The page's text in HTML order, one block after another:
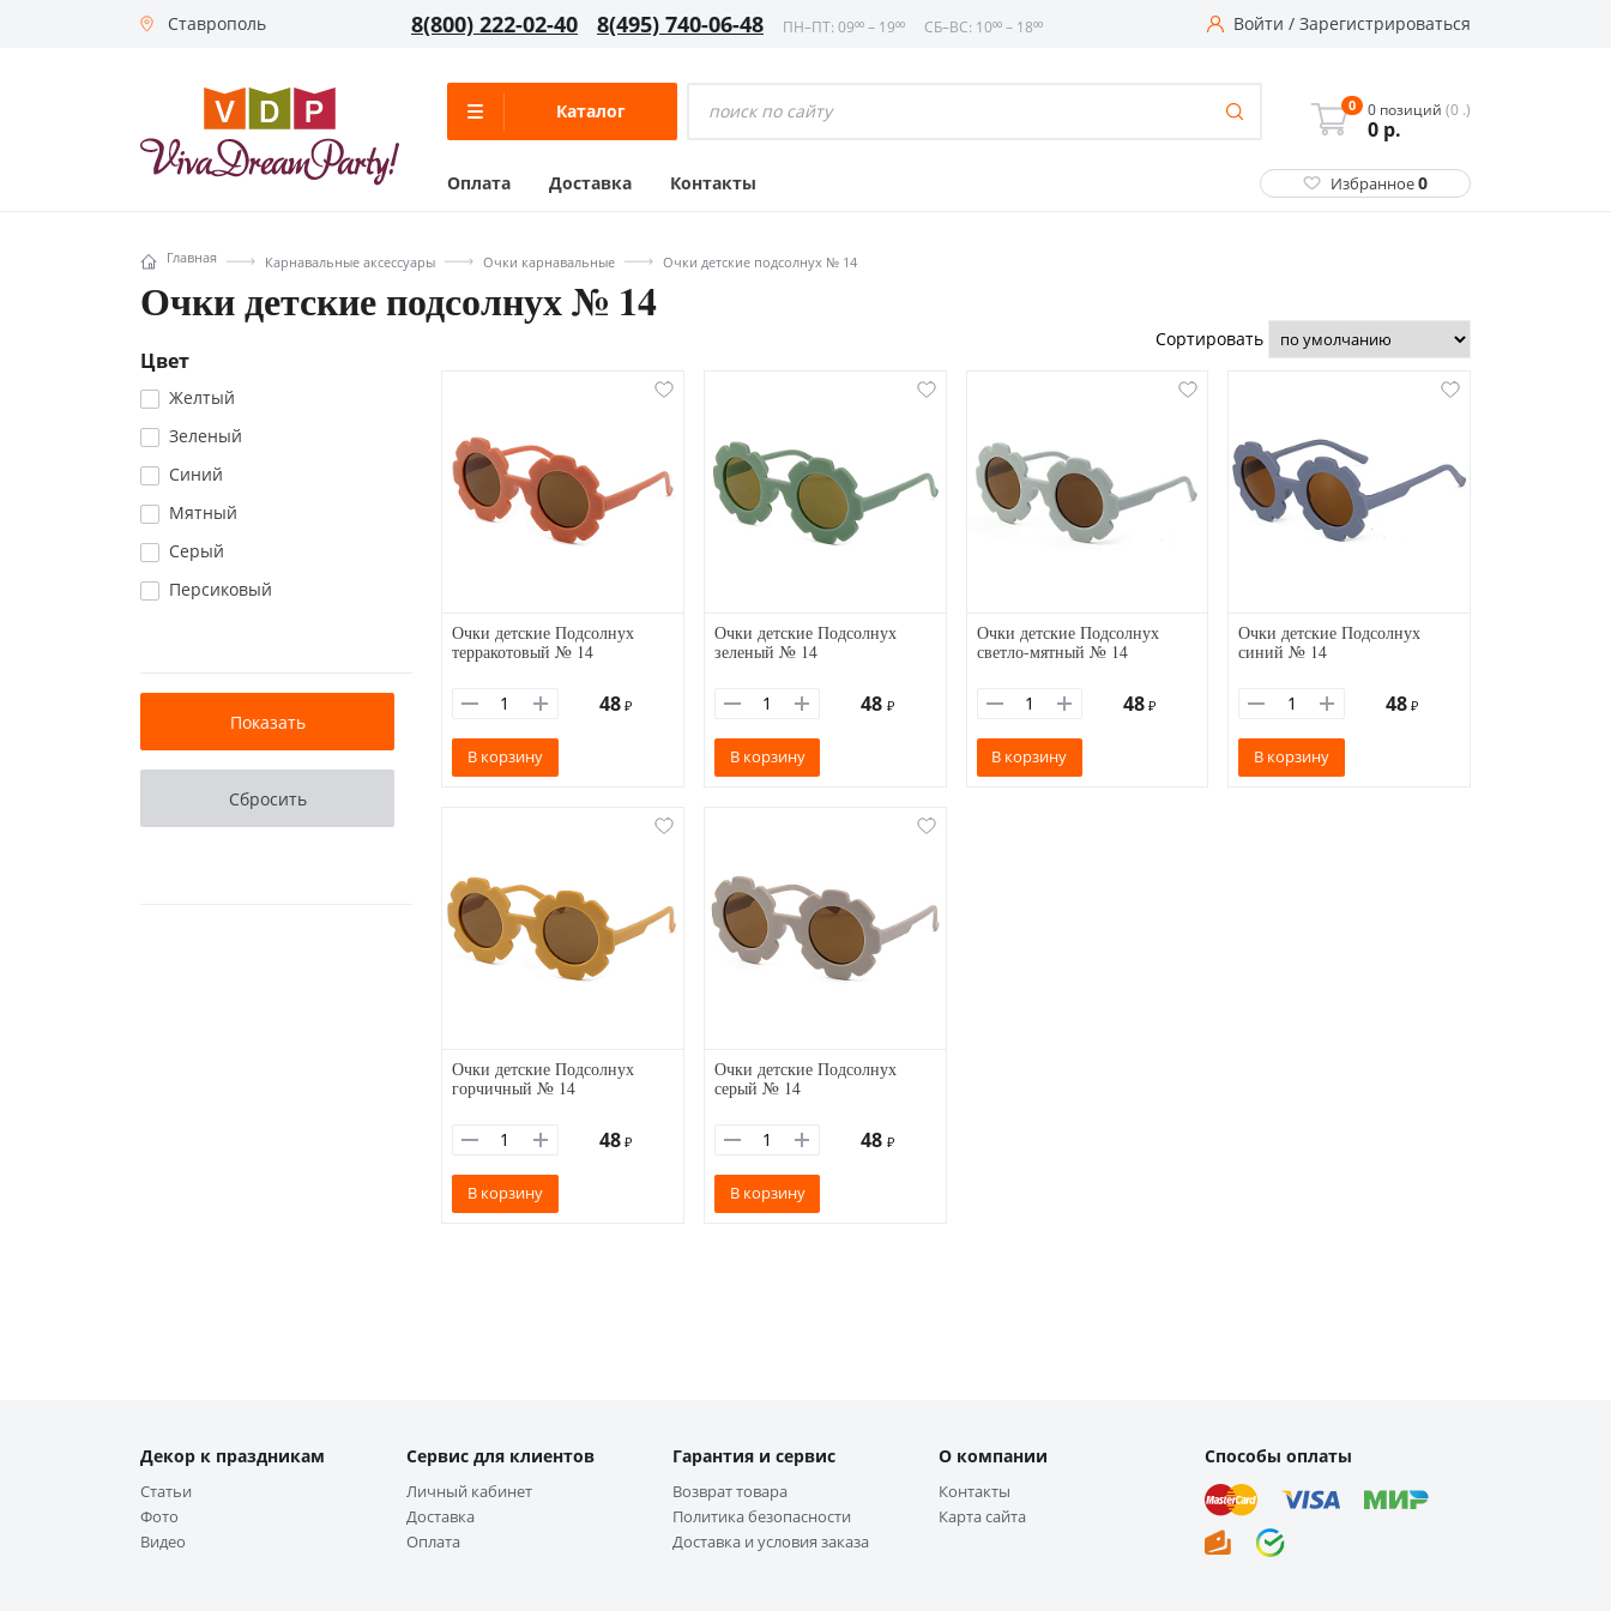
Ставрополь 8(800) 222-02-40 8(495) 740-06-48 ПН–ПТ: 09⁰⁰ – 19⁰⁰ СБ–ВС: 10⁰⁰ – 18⁰⁰ Войти / Зарегистрироваться
Каталог 0 0 позиций (0 .)
0 р.
Оплата Доставка Контакты Избранное0
Главная Карнавальные аксессуары Очки карнавальные Очки детские подсолнух № 14
Очки детские подсолнух № 14
Цвет
Желтый
Зеленый
Синий
Мятный
Серый
Персиковый
Сортировать
Очки детские Подсолнух
терракотовый № 14
48 ₽
В корзину
Очки детские Подсолнух
зеленый № 14
48 ₽
В корзину
Очки детские Подсолнух
светло-мятный № 14
48 ₽
В корзину
Очки детские Подсолнух
синий № 14
48 ₽
В корзину
Очки детские Подсолнух
горчичный № 14
48 ₽
В корзину
Очки детские Подсолнух
серый № 14
48 ₽
В корзину
Декор к праздникам
Статьи
Фото
Видео
Сервис для клиентов
Личный кабинет
Доставка
Оплата
Гарантия и сервис
Возврат товара
Политика безопасности
Доставка и условия заказа
О компании
Контакты
Карта сайта
Способы оплаты